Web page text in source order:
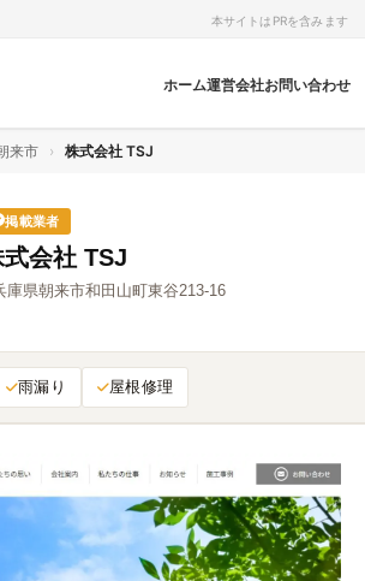
本サイトはPRを含みます
ホーム運営会社お問い合わせ
来市 › 株式会社 TSJ
掲載業者
式会社 TSJ
庫県朝来市和田山町東谷213-16
雨漏り 屋根修理